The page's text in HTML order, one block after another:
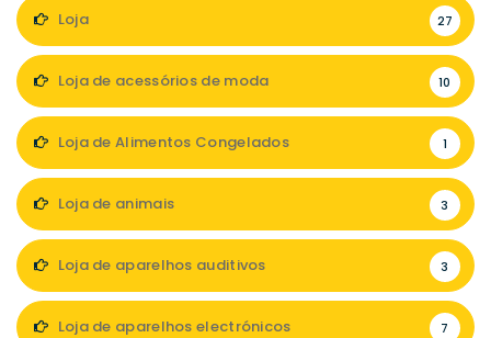
Loja 27
Loja de acessórios de moda 10
Loja de Alimentos Congelados 1
Loja de animais 3
Loja de aparelhos auditivos 3
Loja de aparelhos electrónicos 7